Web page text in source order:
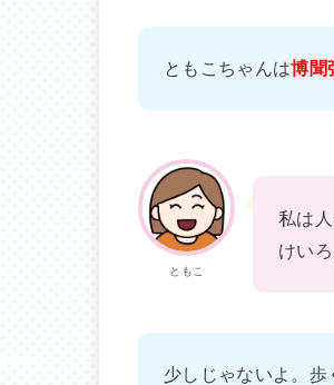
ともこちゃんは博聞
ともこ
私は
けい
少しじゃないよ。歩